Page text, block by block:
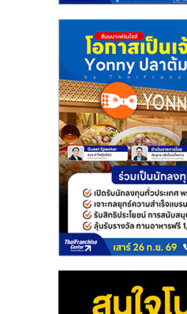
ไชส์
แฟ
ไชส์
ขาย
หน้า